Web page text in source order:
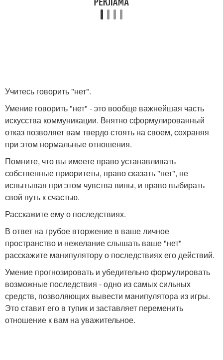
Учитесь говорить "нет".
Умение говорить "нет" - это вообще важнейшая часть
искусства коммуникации. Внятно сформулированный
отказ позволяет вам твердо стоять на своем, сохраняя
при этом нормальные отношения.
Помните, что вы имеете право устанавливать
собственные приоритеты, право сказать "нет", не
испытывая при этом чувства вины, и право выбирать
свой путь к счастью.
Расскажите ему о последствиях.
В ответ на грубое вторжение в ваше личное
пространство и нежелание слышать ваше "нет"
расскажите манипулятору о последствиях его действий.
Умение прогнозировать и убедительно формулировать
возможные последствия - одно из самых сильных
средств, позволяющих вывести манипулятора из игры.
Это ставит его в тупик и заставляет переменить
отношение к вам на уважительное.